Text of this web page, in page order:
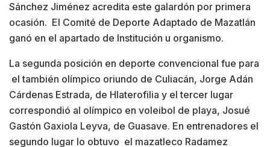
Sánchez Jiménez acredita este galardón por primera
ocasión. El Comité de Deporte Adaptado de Mazatlán
ganó en el apartado de Institución u organismo.
La segunda posición en deporte convencional fue para
el también olímpico oriundo de Culiacán, Jorge Adán
Cárdenas Estrada, de Hlaterofilia y el tercer lugar
correspondió al olímpico en voleibol de playa, Josué
Gastón Gaxiola Leyva, de Guasave. En entrenadores el
segundo lugar lo obtuvo el mazatleco Radamez